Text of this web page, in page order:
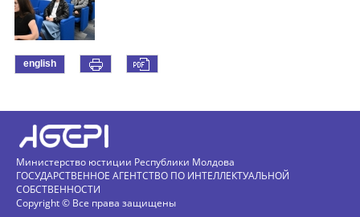
english
Министерство юстиции Республики Молдова
ГОСУДАРСТВЕННОЕ АГЕНТСТВО ПО ИНТЕЛЛЕКТУАЛЬНОЙ
СОБСТВЕННОСТИ
Copyright © Все права защищены